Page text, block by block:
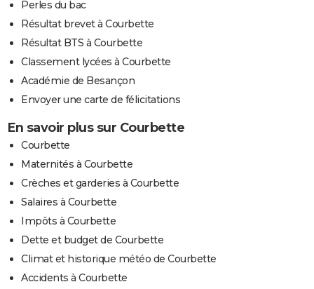
Perles du bac
Résultat brevet à Courbette
Résultat BTS à Courbette
Classement lycées à Courbette
Académie de Besançon
Envoyer une carte de félicitations
En savoir plus sur Courbette
Courbette
Maternités à Courbette
Crèches et garderies à Courbette
Salaires à Courbette
Impôts à Courbette
Dette et budget de Courbette
Climat et historique météo de Courbette
Accidents à Courbette